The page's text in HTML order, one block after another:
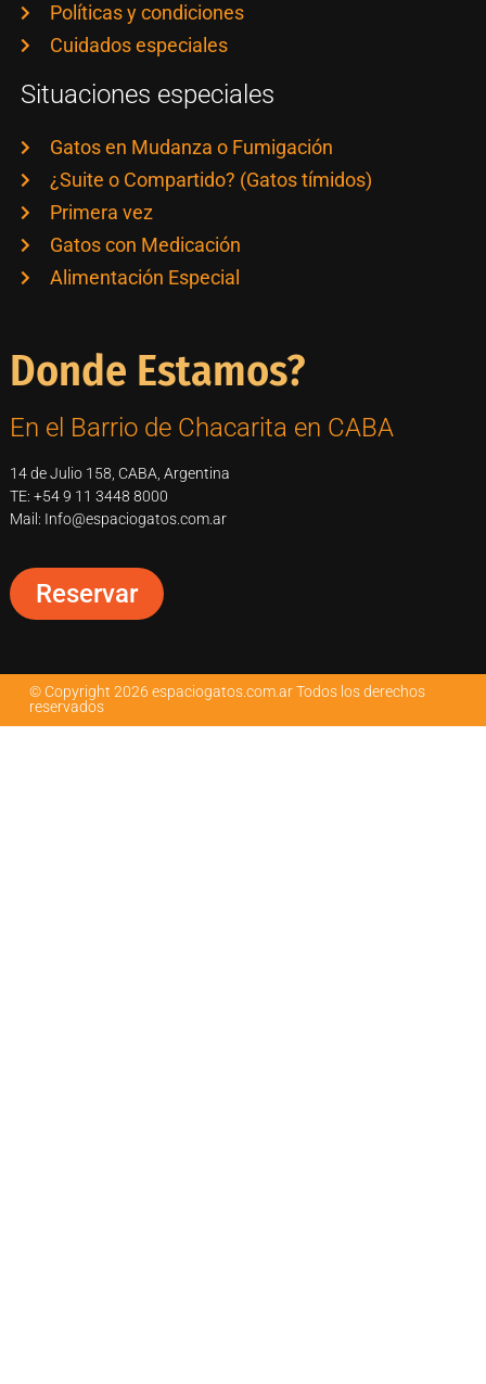
Políticas y condiciones
Cuidados especiales
Situaciones especiales
Gatos en Mudanza o Fumigación
¿Suite o Compartido? (Gatos tímidos)
Primera vez
Gatos con Medicación
Alimentación Especial
Donde Estamos?
En el Barrio de Chacarita en CABA
14 de Julio 158, CABA, Argentina
TE: +54 9 11 3448 8000
Mail: Info@espaciogatos.com.ar
Reservar
© Copyright 2026 espaciogatos.com.ar Todos los derechos
reservados